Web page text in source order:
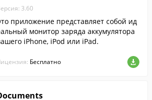
3.60
приложение представляет собой ид
монитор заряда аккумулятора
iPhone, iPod или iPad.
Бесплатно